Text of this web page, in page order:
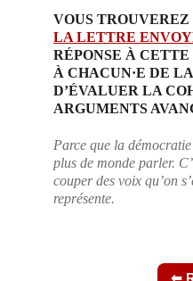
VOUS TROUVEREZ
LA LETTRE
RÉPONSE À
À CHACUN·E DE
D’ÉVALUER LA
ARGUMENTS
Parce que la
plus de monde parler.
couper des voix qu’on
représente.